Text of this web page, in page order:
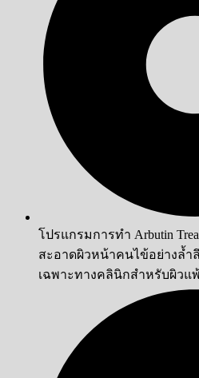
โปรแกรมการทำ Arbutin
สะอาดผิวหน้าคนไข้อย่างล้ำลึ
เฉพาะทางคลินิกสำหรับผิวแ